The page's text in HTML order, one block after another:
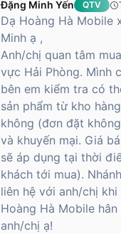
Đặng Minh Yến QTV
Dạ Hoàng Hà Mobile
Minh ạ ,
Anh/chị quan tâm
vực Hải Phòng. Mình
bên em kiểm tra có
sản phẩm từ kho
không (đơn đặt
và khuyến mại. Giá
sẽ áp dụng tại thời
khách tới mua).
liên hệ với anh/chị khi
Hoàng Hà Mobile
anh/chị ạ!